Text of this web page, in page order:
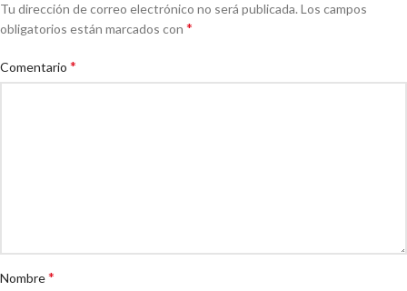
Tu dirección de correo electrónico no será publicada. Los campos
obligatorios están marcados con *
Comentario *
Nombre*